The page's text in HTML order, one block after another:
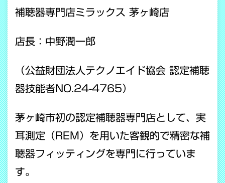
補聴器専門店ミラックス 茅ヶ崎店
店長：中野潤一郎
（公益財団法人テクノエイド協会 認定補聴
器技能者NO.24-4765）
茅ヶ崎市初の認定補聴器専門店として、実
耳測定（REM）を用いた客観的で精密な補
聴器フィッティングを専門に行っていま
す。